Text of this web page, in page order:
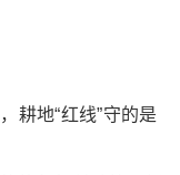
地“红线”守的是